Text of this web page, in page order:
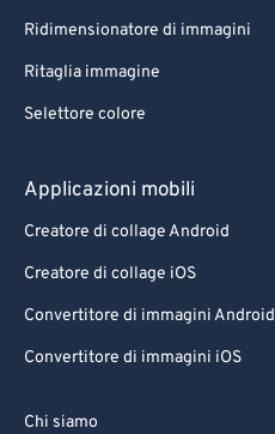
Ridimensionatore di immagini
Ritaglia immagine
Selettore colore
Applicazioni mobili
Creatore di collage Android
Creatore di collage iOS
Convertitore di immagini Android
Convertitore di immagini iOS
Chi siamo